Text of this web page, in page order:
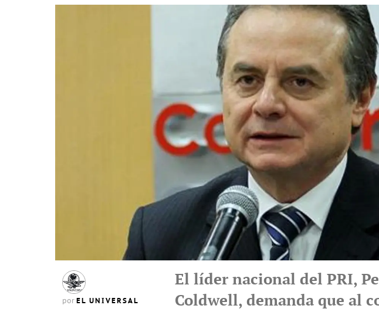
por EL UNIVERSAL
El líder nacional del PRI,
Coldwell, demanda que al